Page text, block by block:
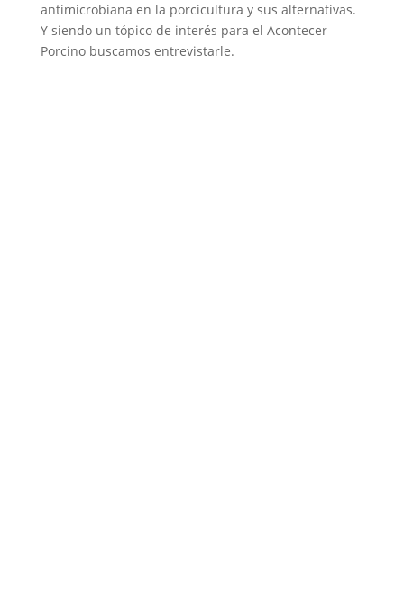
antimicrobiana en la porcicultura y sus alternativas.
Y siendo un tópico de interés para el Acontecer
Porcino buscamos entrevistarle.